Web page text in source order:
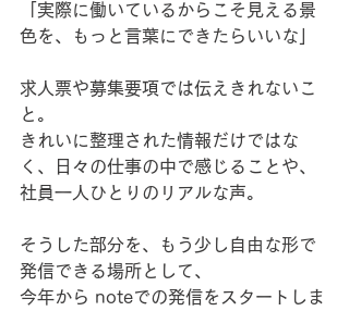
「実際に働いているからこそ見える景
色を、もっと言葉にできたらいいな」
求人票や募集要項では伝えきれないこ
と。
きれいに整理された情報だけではな
く、日々の仕事の中で感じることや、
社員一人ひとりのリアルな声。
そうした部分を、もう少し自由な形で
発信できる場所として、
今年から noteでの発信をスタートしま